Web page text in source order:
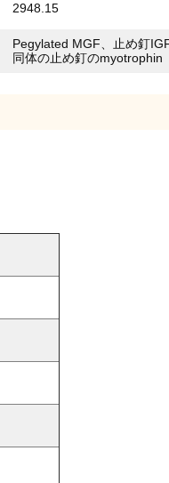
2948.15
Pegylated MGF、止め釘
同体の止め釘のmyotrophin